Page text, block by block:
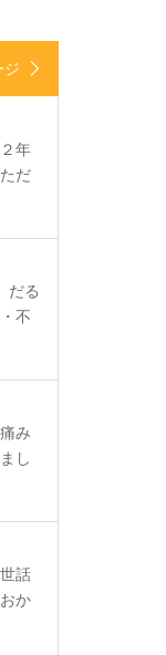
ジ
年
だ
だる
不
み
し
話
か